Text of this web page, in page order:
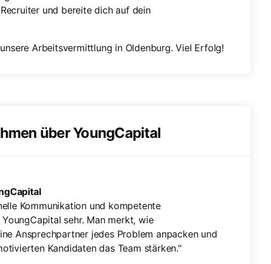
und bereite dich auf dein
Arbeitsvermittlung in Oldenburg. Viel Erfolg!
über YoungCapital
Kommunikation und kompetente
sehr. Man merkt, wie
Ansprechpartner jedes Problem anpacken und
Kandidaten das Team stärken."